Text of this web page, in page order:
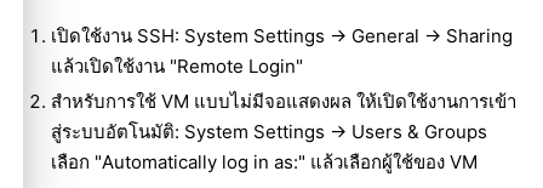
เปิดใช้งาน SSH: System Settings -> General -> Sharing
แล้วเปิดใช้งาน "Remote Login"
สำหรับการใช้ VM แบบไม่มีจอแสดงผล ให้เปิดใช้งานการเข้า
สู่ระบบอัตโนมัติ: System Settings -> Users & Groups
เลือก "Automatically log in as:" แล้วเลือกผู้ใช้ของ VM